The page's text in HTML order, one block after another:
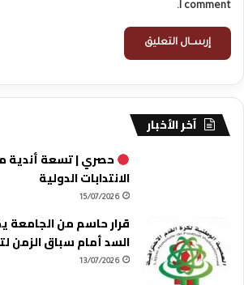
I comment.
آخر الأخبار
حصري | تسعة أندية
الانتدابات الدولية
15/07/2026
قرار حاسم من الجامعة
السد أمام سباق الزمن
13/07/2026